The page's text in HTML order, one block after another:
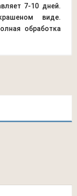
7-10 дней.
виде.
обработка